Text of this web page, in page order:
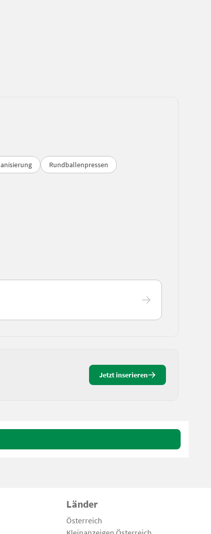
Rundballenpressen
Jetzt inserieren
Länder
Österreich